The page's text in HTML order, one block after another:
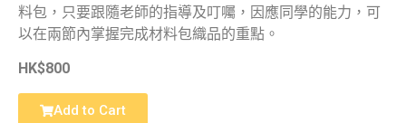
料包，只要跟隨老師的指導及叮囑，因應同學的能力，可
以在兩節內掌握完成材料包織品的重點。
HK$800
Add to Cart